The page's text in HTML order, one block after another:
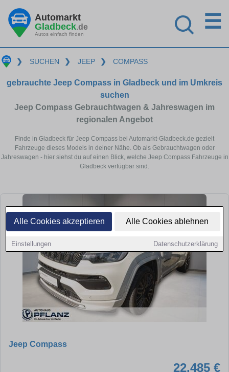
Alle Cookies akzeptieren Alle Cookies ablehnen
Einstellungen Datenschutzerklärung
Automarkt
Gladbeck.de
Autos einfach finden
☰
❯ SUCHEN ❯ JEEP ❯ COMPASS
gebrauchte Jeep Compass in Gladbeck und im Umkreis
suchen
Jeep Compass Gebrauchtwagen & Jahreswagen im
regionalen Angebot
Finde in Gladbeck für Jeep Compass bei Automarkt-Gladbeck.de gezielt
Fahrzeuge dieses Models in deiner Nähe. Ob als Gebrauchtwagen oder
Jahreswagen - hier siehst du auf einen Blick, welche Jeep Compass Fahrzeuge in
Gladbeck verfügbar sind.
Jeep Compass
22.485 €